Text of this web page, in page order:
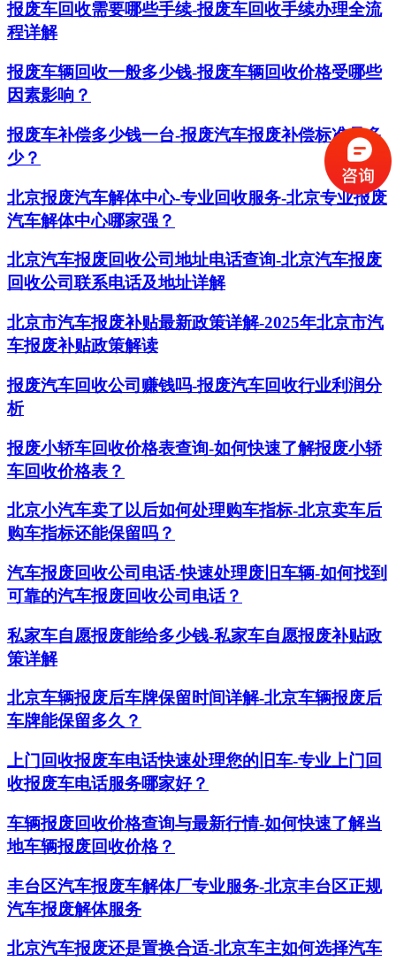
报废车回收需要哪些手续-报废车回收手续办理全流
程详解
报废车辆回收一般多少钱-报废车辆回收价格受哪些
因素影响？
报废车补偿多少钱一台-报废汽车报废补偿标准是多
少？
北京报废汽车解体中心-专业回收服务-北京专业报废
汽车解体中心哪家强？
北京汽车报废回收公司地址电话查询-北京汽车报废
回收公司联系电话及地址详解
北京市汽车报废补贴最新政策详解-2025年北京市汽
车报废补贴政策解读
报废汽车回收公司赚钱吗-报废汽车回收行业利润分
析
报废小轿车回收价格表查询-如何快速了解报废小轿
车回收价格表？
北京小汽车卖了以后如何处理购车指标-北京卖车后
购车指标还能保留吗？
汽车报废回收公司电话-快速处理废旧车辆-如何找到
可靠的汽车报废回收公司电话？
私家车自愿报废能给多少钱-私家车自愿报废补贴政
策详解
北京车辆报废后车牌保留时间详解-北京车辆报废后
车牌能保留多久？
上门回收报废车电话快速处理您的旧车-专业上门回
收报废车电话服务哪家好？
车辆报废回收价格查询与最新行情-如何快速了解当
地车辆报废回收价格？
丰台区汽车报废车解体厂专业服务-北京丰台区正规
汽车报废解体服务
北京汽车报废还是置换合适-北京车主如何选择汽车